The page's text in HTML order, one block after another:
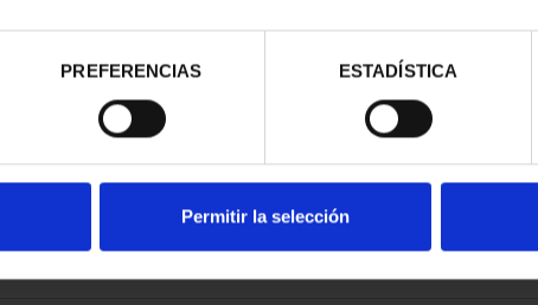
PREFERENCIAS ESTADÍSTICA
Permitir la selección